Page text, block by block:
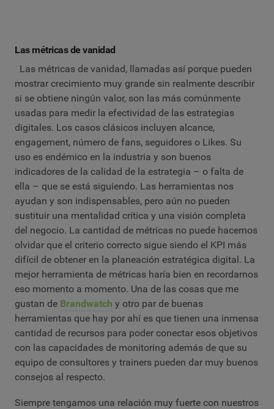
Las métricas de vanidad
Las métricas de vanidad, llamadas así porque pueden
mostrar crecimiento muy grande sin realmente describir
si se obtiene ningún valor, son las más comúnmente
usadas para medir la efectividad de las estrategias
digitales. Los casos clásicos incluyen alcance,
engagement, número de fans, seguidores o Likes. Su
uso es endémico en la industria y son buenos
indicadores de la calidad de la estrategia – o falta de
ella – que se está siguiendo. Las herramientas nos
ayudan y son indispensables, pero aún no pueden
sustituir una mentalidad crítica y una visión completa
del negocio. La cantidad de métricas no puede hacernos
olvidar que el criterio correcto sigue siendo el KPI más
difícil de obtener en la planeación estratégica digital. La
mejor herramienta de métricas haría bien en recordarnos
eso momento a momento. Una de las cosas que me
gustan de Brandwatch y otro par de buenas
herramientas que hay por ahí es que tienen una inmensa
cantidad de recursos para poder conectar esos objetivos
con las capacidades de monitoring además de que su
equipo de consultores y trainers pueden dar muy buenos
consejos al respecto.
Siempre tengamos una relación muy fuerte con nuestros